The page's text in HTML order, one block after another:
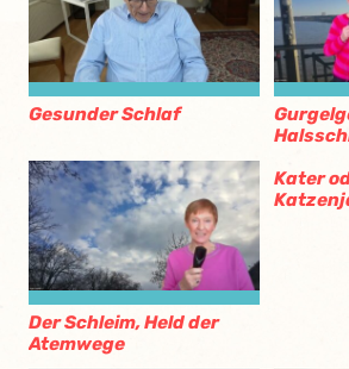
Gesunder Schlaf
Der Schleim, Held der
Atemwege
Kater